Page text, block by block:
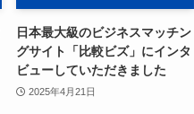
日本最大級のビジネスマッチン
グサイト「比較ビズ」にインタ
ビューしていただきました
2025年4月21日